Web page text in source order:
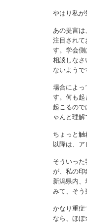
やはり私が
あの提言は
注目されて
す。学会側
相談しなさ
ないようで
場合によっ
す。何も起
起こるの
ゃんと理解
ちょっと
以降は、
そういっ
が、私の印
新潟県内
みて、そう
かなり重症
なら、ほ